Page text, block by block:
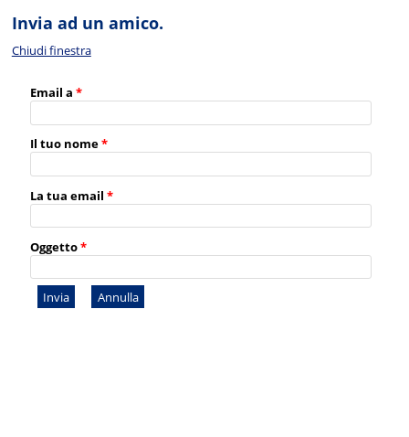
Invia ad un amico.
Chiudi finestra
Email a *
Il tuo nome*
La tua email *
Oggetto*
Invia Annulla